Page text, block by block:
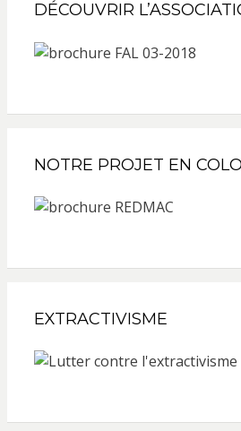
DÉCOUVRIR
NOTRE PROJET EN
EXTRACTIVISME